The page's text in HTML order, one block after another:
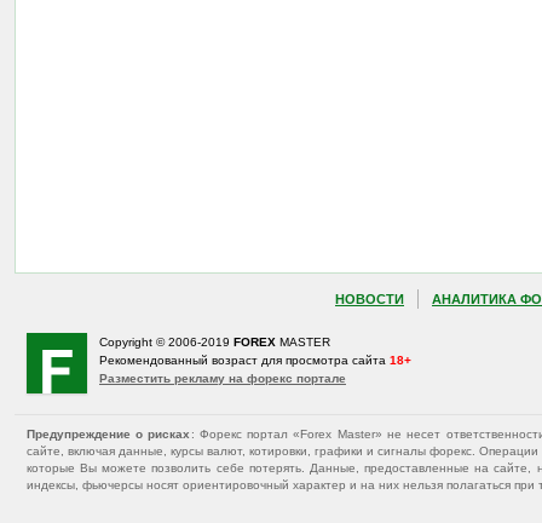
НОВОСТИ АНАЛИТИКА
Copyright © 2006-2019 FOREX MASTER
Рекомендованный возраст для просмотра сайта 18+
Разместить рекламу на форекс портале
Предупреждение о рисках : Форекс портал «Forex Master» не несет
сайте, включая данные, курсы валют, котировки, графики и сигналы форекс.
которые Вы можете позволить себе потерять. Данные, предоставленные на
индексы, фьючерсы носят ориентировочный характер и на них нельзя полагаться при